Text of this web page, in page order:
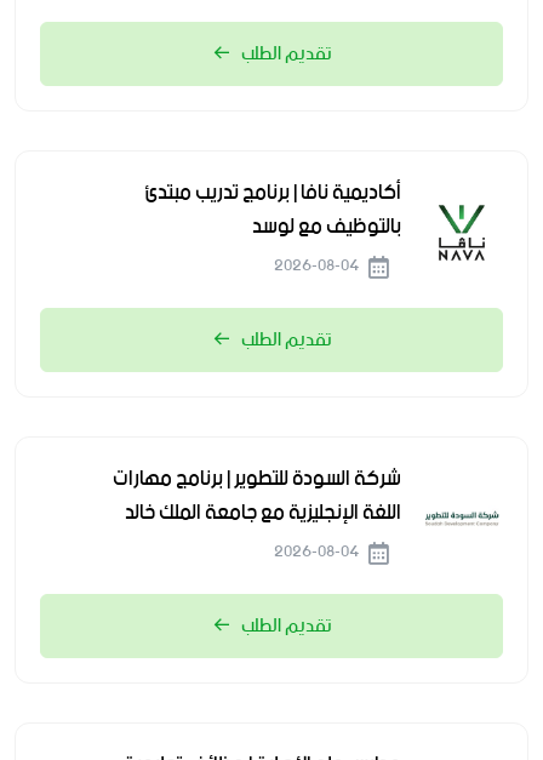
تقديم الطلب
أكاديمية نافا | برنامج تدريب مبتدئ
بالتوظيف مع لوسد
تقديم الطلب
شركة السودة للتطوير | برنامج مهارات
اللغة الإنجليزية مع جامعة الملك خالد
تقديم الطلب